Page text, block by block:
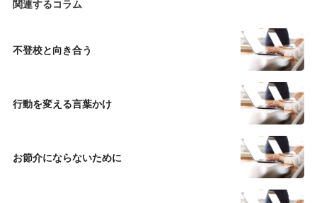
関連するコラム
不登校と向き合う
行動を変える言葉かけ
お節介にならないために